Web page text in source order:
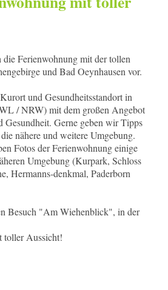
Ferienwohnung mit der tollen
und Bad Oeynhausen vor.
und Gesundheitsstandort in
/ NRW) mit dem großen Angebot
Gesundheit. Gerne geben wir Tipps
nähere und weitere Umgebung.
Fotos der Ferienwohnung einige
Umgebung (Kurpark, Schloss
Hermanns-denkmal, Paderborn
Besuch "Am Wiehenblick", in der
toller Aussicht!